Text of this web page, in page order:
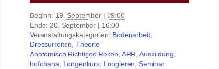
Beginn: 19. September | 09:00
Ende: 20. September | 16:00
Veranstaltungskategorien: Bodenarbeit
Dressurreiten Theorie
Anatomisch Richtiges Reiten ARR Ausbildung
hofohana
Longenkurs Longieren Seminar